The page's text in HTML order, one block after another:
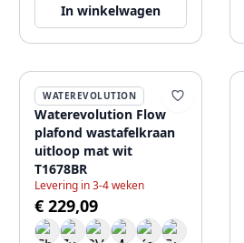
In winkelwagen
WATEREVOLUTION
Waterevolution Flow
plafond wastafelkraan
uitloop mat wit
T1678BR
Levering in 3-4 weken
€ 229,09